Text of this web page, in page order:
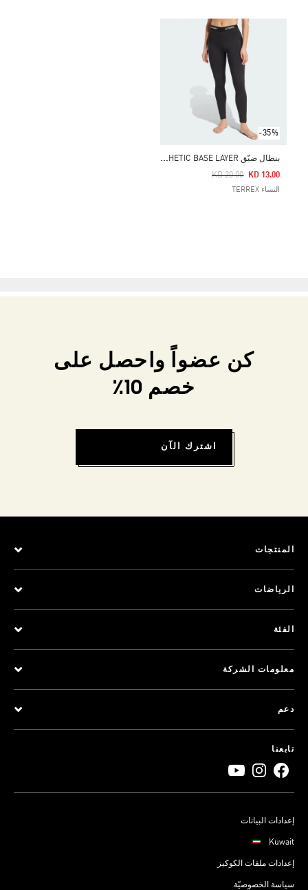
-35%
ب
نطال ضيّق MULTI SYNTHETIC BASE LAYER
Price Reduced From
KD 20.00
To KD 13.00
النساء TERREX
كن عضواً واحصل على
خصم 10٪
اشترك الآن
المنتجات
الرياضات
الفئة
معلومات الشركة
دعم
تابعنا
إعدادات البيانات
Kuwait
إعدادات ملفات الكوكيز
سياسة الخصوصيّة